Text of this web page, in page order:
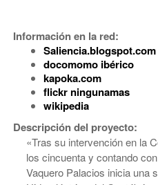
Información en la red:
Saliencia.blogspot.com
docomomo ibérico
kapoka.com
flickr ningunamas
wikipedia
Descripción del proyecto:
«Tras su intervención en la
los cincuenta y contando
Vaquero Palacios inicia una